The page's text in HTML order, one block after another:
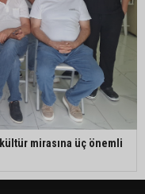
mirasına üç önemli